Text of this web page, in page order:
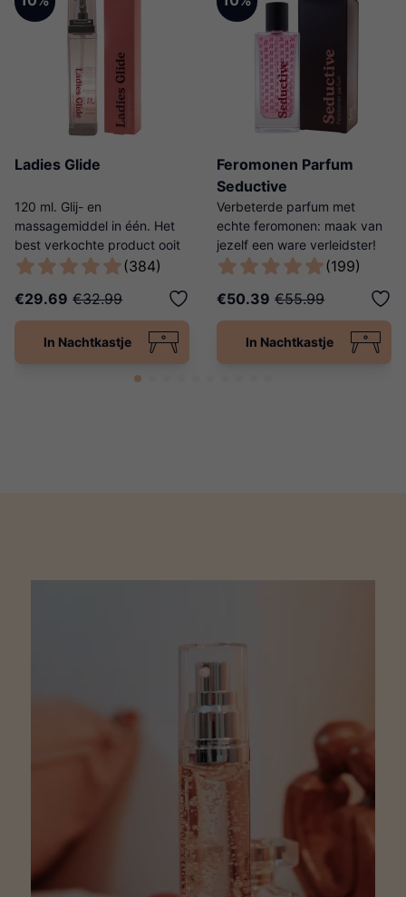
Ladies Glide
120 ml. Glij- en
massagemiddel in één. Het
best verkochte product ooit
van Ladies Night! (384)
€29.69 €32.99
In Nachtkastje
Feromonen Parfum
Seductive
Verbeterde parfum met
echte feromonen: maak van
jezelf een ware verleidster!
(199)
€50.39 €55.99
In Nachtkastje